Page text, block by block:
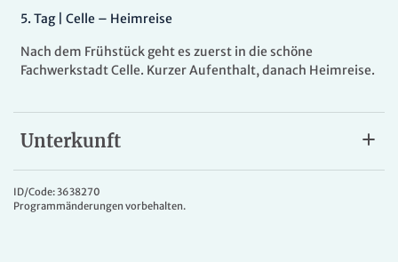
5. Tag | Celle – Heimreise
Nach dem Frühstück geht es zuerst in die schöne
Fachwerkstadt Celle. Kurzer Aufenthalt, danach Heimreise.
Unterkunft
Atlantic Hotel Vegesack
DasAtlantic Hotel Vegesack
maritimsten Stadtteils Bremens. Verweilen Sie auf der
ID/Code: 3638270
Programmänderungen vorbehalten.